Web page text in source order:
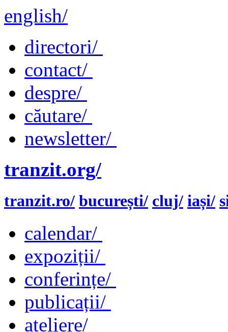
english/
directori/
contact/
despre/
căutare/
newsletter/
tranzit.org/
tranzit.ro/ bucurești/ cluj/ iași/
calendar/
expoziții/
conferințe/
publicații/
ateliere/